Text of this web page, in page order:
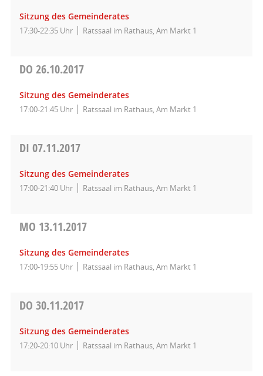
Sitzung des Gemeinderates
17:30-22:35 Uhr Ratssaal im Rathaus, Am Markt 1
DO 26.10.2017
Sitzung des Gemeinderates
17:00-21:45 Uhr Ratssaal im Rathaus, Am Markt 1
DI 07.11.2017
Sitzung des Gemeinderates
17:00-21:40 Uhr Ratssaal im Rathaus, Am Markt 1
MO 13.11.2017
Sitzung des Gemeinderates
17:00-19:55 Uhr Ratssaal im Rathaus, Am Markt 1
DO 30.11.2017
Sitzung des Gemeinderates
17:20-20:10 Uhr Ratssaal im Rathaus, Am Markt 1